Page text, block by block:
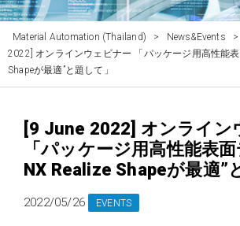
Material Automation (Thailand) > News&Events >
2022] オンラインウェビナー 「パッケージ用高性能
Shapeが最適”と題して」
[9 June 2022] オンライン
「パッケージ用高性能表
NX Realize Shapeが最適”
2022/05/26 EVENTS